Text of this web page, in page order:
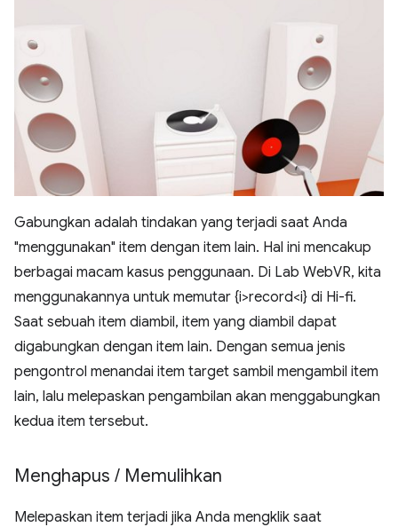
Gabungkan adalah tindakan yang terjadi saat Anda
"menggunakan" item dengan item lain. Hal ini mencakup
berbagai macam kasus penggunaan. Di Lab WebVR, kita
menggunakannya untuk memutar {i>record<i} di Hi-fi.
Saat sebuah item diambil, item yang diambil dapat
digabungkan dengan item lain. Dengan semua jenis
pengontrol menandai item target sambil mengambil item
lain, lalu melepaskan pengambilan akan menggabungkan
kedua item tersebut.
Menghapus / Memulihkan
Melepaskan item terjadi jika Anda mengklik saat